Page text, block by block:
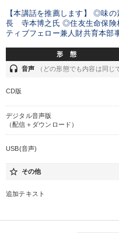
【本講話を推薦します】 ◎味
長 寺本博之氏 ◎住友生命保険
ティブフェロー兼人財共育本
形 態
headset 音声 （どの形態でも内容は同じ
CD版
デジタル音声版
（配信＋ダウンロード）
USB(音声)
star_border その他
追加テキスト